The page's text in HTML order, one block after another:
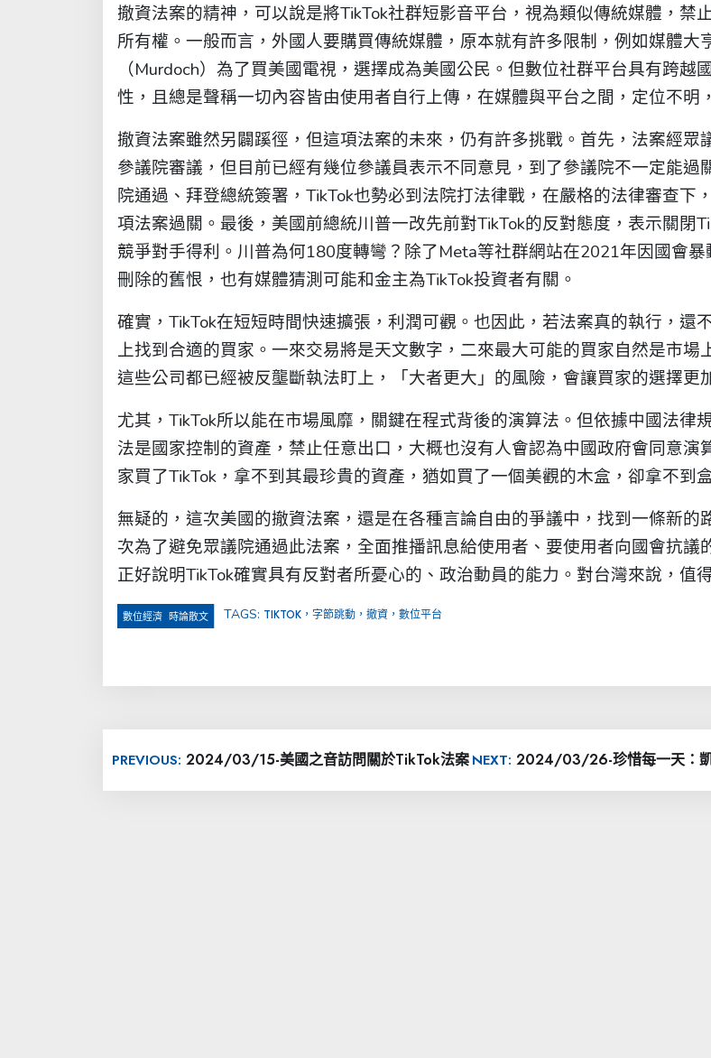
撤資法案的精神，可以說是將TikTok社群短影音平台，視為類似傳統媒體，禁
所有權。一般而言，外國人要購買傳統媒體，原本就有許多限制，例如媒體大
（Murdoch）為了買美國電視，選擇成為美國公民。但數位社群平台具有跨越
性，且總是聲稱一切內容皆由使用者自行上傳，在媒體與平台之間，定位不明
撤資法案雖然另闢蹊徑，但這項法案的未來，仍有許多挑戰。首先，法案經眾
參議院審議，但目前已經有幾位參議員表示不同意見，到了參議院不一定能過
院通過、拜登總統簽署，TikTok也勢必到法院打法律戰，在嚴格的法律審查下
項法案過關。最後，美國前總統川普一改先前對TikTok的反對態度，表示關閉
競爭對手得利。川普為何180度轉彎？除了Meta等社群網站在2021年因國會暴
刪除的舊恨，也有媒體猜測可能和金主為TikTok投資者有關。
確實，TikTok在短短時間快速擴張，利潤可觀。也因此，若法案真的執行，還
上找到合適的買家。一來交易將是天文數字，二來最大可能的買家自然是市場
這些公司都已經被反壟斷執法盯上，「大者更大」的風險，會讓買家的選擇更
尤其，TikTok所以能在市場風靡，關鍵在程式背後的演算法。但依據中國法律
法是國家控制的資產，禁止任意出口，大概也沒有人會認為中國政府會同意演
家買了TikTok，拿不到其最珍貴的資產，猶如買了一個美觀的木盒，卻拿不到
無疑的，這次美國的撤資法案，還是在各種言論自由的爭議中，找到一條新的
次為了避免眾議院通過此法案，全面推播訊息給使用者、要使用者向國會抗議
正好說明TikTok確實具有反對者所憂心的、政治動員的能力。對台灣來說，值
數位經濟 時論散文 TAGS: TIKTOK，字節跳動，撤資，數位平台
文
章
PREVIOUS: 2024/03/15-美國之音訪問關於TikTok法案NEXT: 2024/03/26-珍惜每一天：